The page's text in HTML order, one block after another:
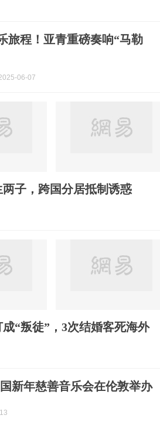
旅程！亚青重磅奏响“马勒
06-07
子，跨国分居抵制诱惑
“叛徒”，3次结婚客死海外
新年慈善音乐会在伦敦举办